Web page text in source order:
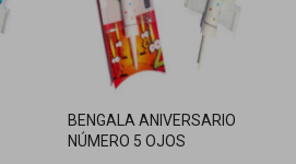
BENGALA ANIVERSARIO
NÚMERO 5 OJOS